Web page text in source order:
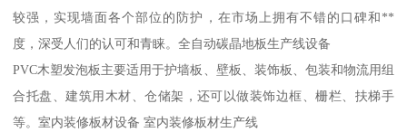
较强，实现墙面各个部位的防护，在市场上拥有不错的口碑和**
度，深受人们的认可和青睐。全自动碳晶地板生产线设备
PVC木塑发泡板主要适用于护墙板、壁板、装饰板、包装和物流用组
合托盘、建筑用木材、仓储架，还可以做装饰边框、栅栏、扶梯手
等。室内装修板材设备 室内装修板材生产线